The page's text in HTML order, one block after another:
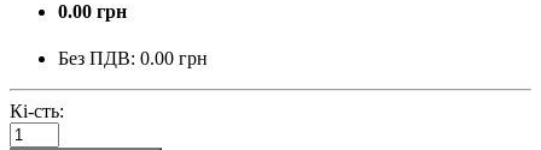
0.00 грн
Без ПДВ: 0.00 грн
Кі-сть: